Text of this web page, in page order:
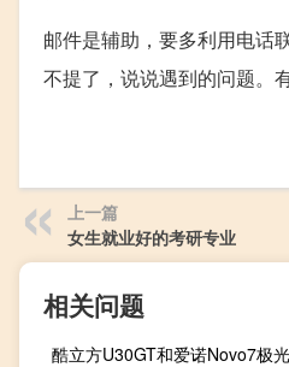
邮件是辅助，要多利用电话
不提了，说说遇到的问题。
上一篇
女生就业好的考研专业
相关问题
酷立方U30GT和爱诺Novo7极